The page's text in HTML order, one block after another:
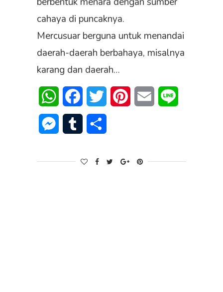
cahaya di puncaknya.
Mercusuar berguna untuk menandai
daerah-daerah berbahaya, misalnya
karang dan daerah…
WhatsAppFacebookTwitter PinterestEmail
Messenger
Tumblr